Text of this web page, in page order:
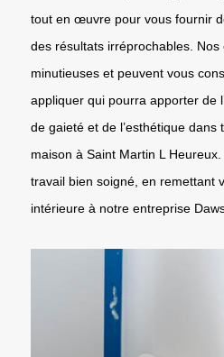
tout en œuvre pour vous fournir
des résultats irréprochables.
minutieuses et peuvent vous
appliquer qui pourra apporter de
de gaieté et de l’esthétique
maison à Saint Martin L
travail bien soigné, en remettant
intérieure à notre entreprise